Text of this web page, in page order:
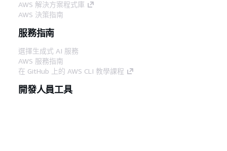
AWS 解決方案程式庫
AWS 決策指南
服務指南
選擇生成式 AI 服務
AWS 服務指南
在 GitHub 上的 AWS CLI 教學課程
開發人員工具